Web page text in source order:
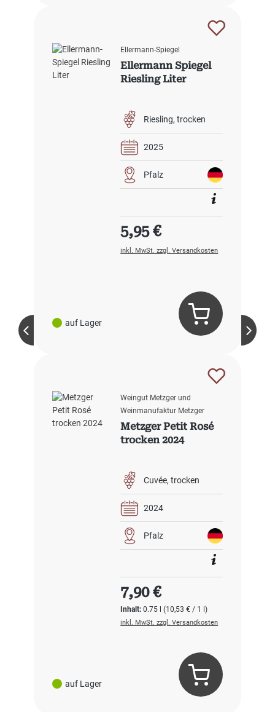
auf Lager
Ellermann-Spiegel
Ellermann Spiegel
Riesling Liter
Riesling trocken
2025
Pfalz
Regulärer Preis:
5,95 €
inkl. MwSt. zzgl. Versandkosten
auf Lager
Weingut Metzger und
Weinmanufaktur Metzger
Metzger Petit Rosé
trocken 2024
Cuvée trocken
2024
Pfalz
Inhalt:0.75 l(10,53 € / 1 l)
Regulärer Preis:
7,90 €
inkl. MwSt. zzgl. Versandkosten